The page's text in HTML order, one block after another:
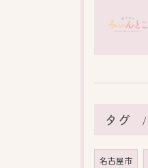
タグ
名古屋市